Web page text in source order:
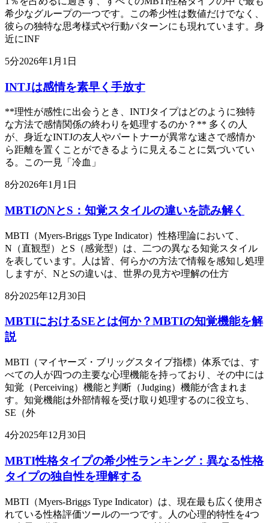
希少なグループの一つです。この希少性は数値だけでなく、
彼らの独特な思考様式や行動パターンにも現れています。身
近にINF
5分2026年1月1日
INTJは感情を素早く手放す
**理性が感性に出会うとき、INTJタイプはどのように独特
な方法で感情関係の終わりを処理するのか？** 多くの人
が、身近なINTJの友人やパートナーが異常な速さで感情か
ら距離を置くことができるように見えることに気づいてい
る。この一見「冷血」
8分2026年1月1日
MBTIのNとS：知覚スタイルの違いを読み解く
MBTI（Myers-Briggs Type Indicator）性格理論において、
N（直観型）とS（感覚型）は、二つの異なる知覚スタイル
を表しています。人は皆、何らかの方法で情報を感知し処理
しますが、NとSの違いは、世界の見方や理解の仕方
8分2025年12月30日
MBTIにおけるSEとは何か？MBTIの知覚機能を解
説
MBTI（マイヤーズ・ブリッグスタイプ指標）体系では、す
べての人が四つの主要な心理機能を持っており、その中には
知覚（Perceiving）機能と判断（Judging）機能が含まれま
す。知覚機能は外部情報を受け取り処理するのに役立ち、
SE（外
4分2025年12月30日
MBTI性格タイプの希少性ランキング：異なる性格
タイプの独自性を理解する
MBTI（Myers-Briggs Type Indicator）は、現在最も広く使用さ
れている性格評価ツールの一つです。人の心理的特性を4つ